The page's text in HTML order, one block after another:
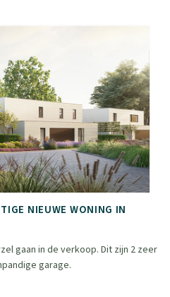
NIEUWE WONING IN
gaan in de verkoop. Dit zijn 2 zeer
garage.